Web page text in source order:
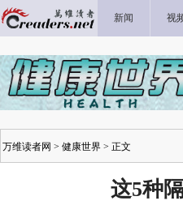
新闻 视
万维读者网 > 健康世界 > 正文
这5种